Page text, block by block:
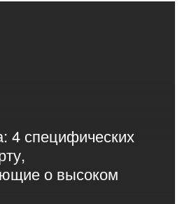
4 специфических
о высоком